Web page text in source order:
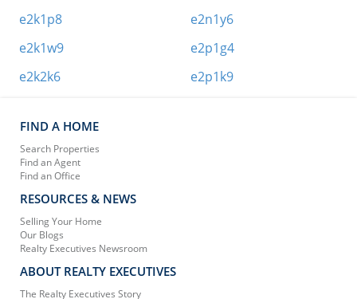
e2k1p8
e2k1w9
e2k2k6
e2n1y6
e2p1g4
e2p1k9
FIND A HOME
Search Properties
Find an Agent
Find an Office
RESOURCES & NEWS
Selling Your Home
Our Blogs
Realty Executives Newsroom
ABOUT REALTY EXECUTIVES
The Realty Executives Story